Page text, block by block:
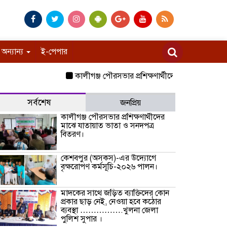
অন্যান্য ই-পেপার
কালীগঞ্জ পৌরসভার প্রশিক্ষণার্থীদের মাঝে যাতায়াত
সর্বশেষ
জনপ্রিয়
কালীগঞ্জ পৌরসভার প্রশিক্ষণার্থীদের
মাঝে যাতায়াত ভাতা ও সনদপত্র
বিতরণ।
কেশবপুর (অসকস)-এর উদ্যোগে
বৃক্ষরোপণ কর্মসূচি-২০২৬ পালন।
মাদকের সাথে জড়িত ব্যাক্তিদের কোন
প্রকার ছাড় নেই, নেওয়া হবে কঠোর
ব্যবস্থা …………….খুলনা জেলা
পুলিশ সুপার ।